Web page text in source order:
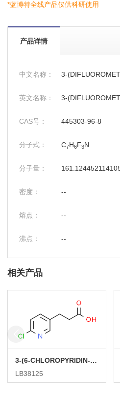
*蓝博特全线产品仅供科研使用
产品详情
中文名称： 3-
英文名称： 3-
CAS号： 445303-96-8
分子式： C7H6F3N
分子量：
密度： --
熔点： --
沸点： --
相关产品
3-(6-CHLOROPYRIDIN-3-YL)PROPANOIC ACID
LB38125